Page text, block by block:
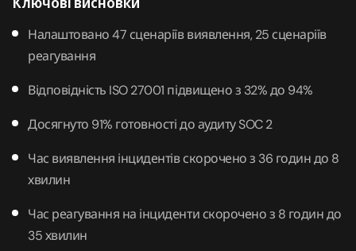
Налаштовано 47 сценаріїв виявлення, 25 сценаріїв
реагування
Відповідність ISO 27001 підвищено з 32% до 94%
Досягнуто 91% готовності до аудиту SOC 2
Час виявлення інцидентів скорочено з 36 годин до 8
хвилин
Час реагування на інциденти скорочено з 8 годин до
35 хвилин